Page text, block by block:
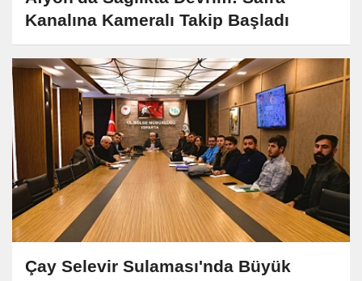
Kanalına Kameralı Takip Başladı
Çay Selevir Sulaması'nda Büyük